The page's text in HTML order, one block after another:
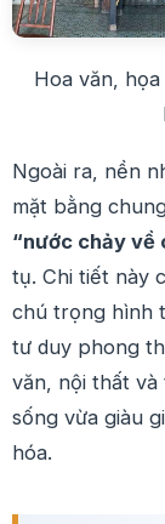
Hoa văn,
Ngoài ra, nền
mặt bằng
“nước chảy về
tụ. Chi tiết này
chú trọng hình
tư duy phong
văn, nội thất
sống vừa giàu
hóa.